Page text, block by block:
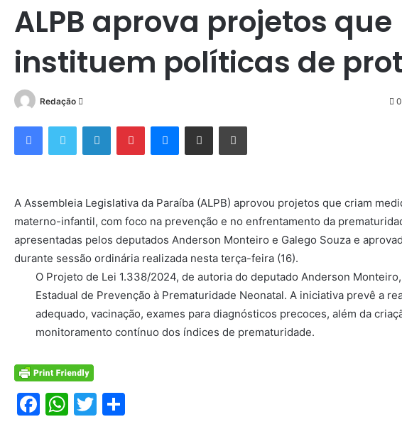
ALPB aprova projetos que
instituem políticas de
Redação
mail
0
FacebookTwitter LinkedinPinterestMessenger
Compartilhar via e-mail Imprimir
A Assembleia Legislativa da Paraíba (ALPB) aprovou projetos que criam
materno-infantil, com foco na prevenção e no enfrentamento da
apresentadas pelos deputados Anderson Monteiro e Galego Souza e
durante sessão ordinária realizada nesta terça-feira (16).
O Projeto de Lei 1.338/2024, de autoria do deputado Anderson
Estadual de Prevenção à Prematuridade Neonatal. A iniciativa prevê a
adequado, vacinação, exames para diagnósticos precoces, além da
monitoramento contínuo dos índices de prematuridade.
F
W T